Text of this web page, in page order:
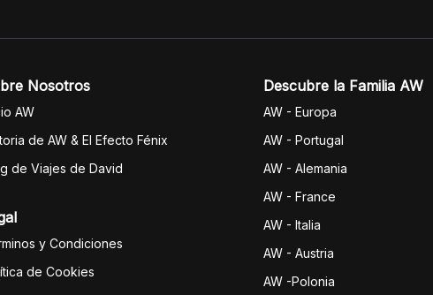
Nosotros
AW
de AW & El Efecto Fénix
de Viajes de David
y Condiciones
de Cookies
Descubre la Familia AW
AW - Europa
AW - Portugal
AW - Alemania
AW - France
AW - Italia
AW - Austria
AW -Polonia